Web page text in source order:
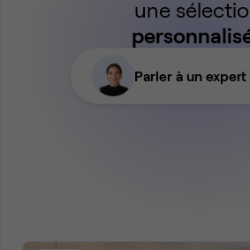
une
Parler à un